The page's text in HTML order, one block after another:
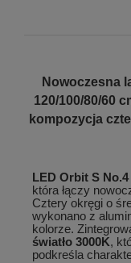
Nowoczesna
120/100/80/60
kompozycja
LED Orbit S No.4
która łączy
Cztery okręgi o
wykonano z
kolorze.
światło 3000K,
podkreśla